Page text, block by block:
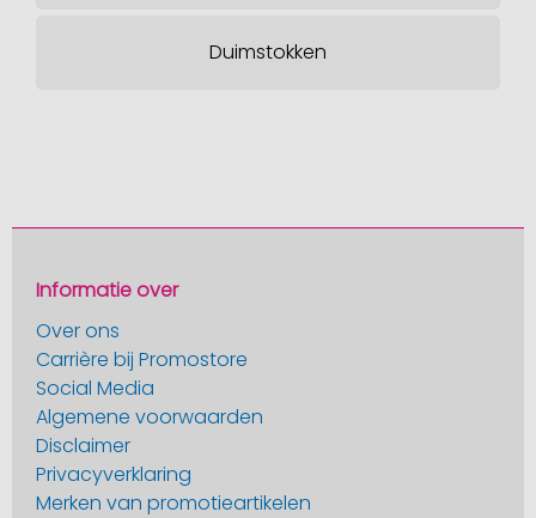
Duimstokken
Informatie over
Over ons
Carrière bij Promostore
Social Media
Algemene voorwaarden
Disclaimer
Privacyverklaring
Merken van promotieartikelen